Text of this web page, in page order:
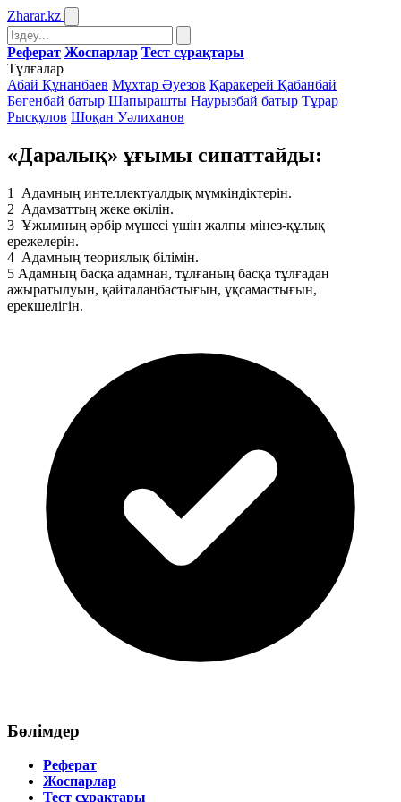
Zharar.kz
Реферат Жоспарлар Тест сұрақтары
Тұлғалар
Абай Құнанбаев Мұхтар Әуезов Қаракерей Қабанбай
Бөгенбай батыр Шапырашты Наурызбай батыр Тұрар
Рысқұлов Шоқан Уәлиханов
«Даралық» ұғымы сипаттайды:
1
Адамның интеллектуалдық мүмкіндіктерін.
2 Адамзаттың жеке өкілін.
3 Ұжымның әрбір мүшесі үшін жалпы мінез-құлық
ережелерін.
4 Адамның теориялық білімін.
5 Адамның басқа адамнан, тұлғаның басқа тұлғадан
ажыратылуын, қайталанбастығын, ұқсамастығын,
ерекшелігін.
Бөлімдер
Реферат
Жоспарлар
Тест сұрақтары